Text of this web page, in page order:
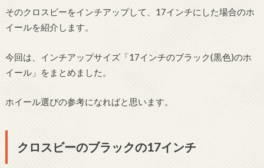
そのクロスビーをインチアップして、17インチにした場合のホ
イールを紹介します。
今回は、インチアップサイズ「17インチのブラック(黒色)のホ
イール」をまとめました。
ホイール選びの参考になればと思います。
クロスビーのブラックの17インチ